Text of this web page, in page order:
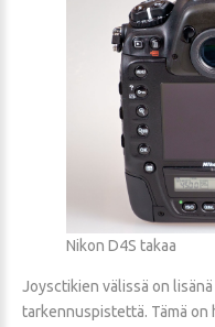
Nikon D4S takaa
Joysctikien välissä on
tarkennuspistettä. Tämä on